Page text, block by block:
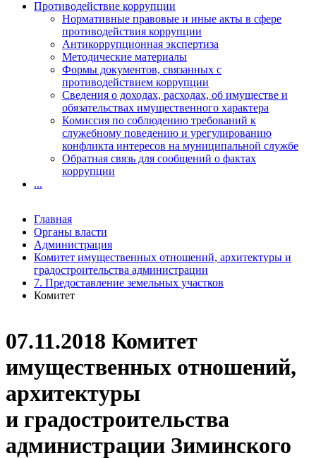
07.11.2018 Комитет
имущественных отношений,
архитектуры
и градостроительства
администрации Зиминского
Противодействие коррупции
Нормативные правовые и иные акты в сфере
противодействия коррупции
Антикоррупционная экспертиза
Методические материалы
Формы документов, связанных с
противодействием коррупции
Сведения о доходах, расходах, об имуществе и
обязательствах имущественного характера
Комиссия по соблюдению требований к
служебному поведению и урегулированию
конфликта интересов на муниципальной службе
Обратная связь для сообщений о фактах
коррупции
...
Главная
Органы власти
Администрация
Комитет имущественных отношений, архитектуры и
градостроительства администрации
7. Предоставление земельных участков
Комитет